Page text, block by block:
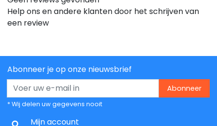
Help ons en andere klanten door het schrijven van
een review
Abonneer je op onze nieuwsbrief
Abonneer
* Wij delen uw gegevens nooit
Mijn account